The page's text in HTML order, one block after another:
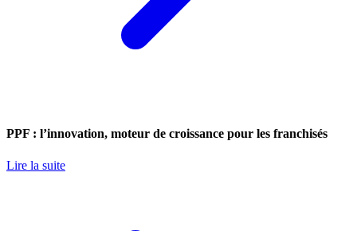
PPF : l’innovation, moteur de croissance pour les franchisés
Lire la suite